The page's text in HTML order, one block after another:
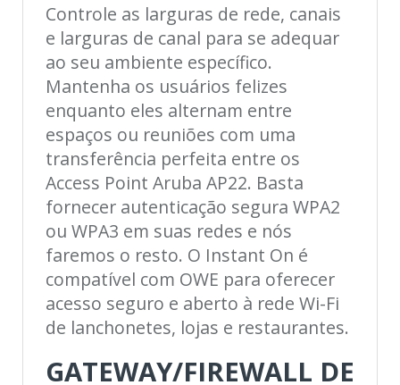
Controle as larguras de rede, canais
e larguras de canal para se adequar
ao seu ambiente específico.
Mantenha os usuários felizes
enquanto eles alternam entre
espaços ou reuniões com uma
transferência perfeita entre os
Access Point Aruba AP22. Basta
fornecer autenticação segura WPA2
ou WPA3 em suas redes e nós
faremos o resto. O Instant On é
compatível com OWE para oferecer
acesso seguro e aberto à rede Wi-Fi
de lanchonetes, lojas e restaurantes.
GATEWAY/FIREWALL DE